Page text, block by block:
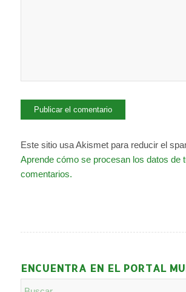
Este sitio usa Akismet para reducir el
Aprende cómo se procesan los datos de
comentarios.
ENCUENTRA EN EL PORTAL